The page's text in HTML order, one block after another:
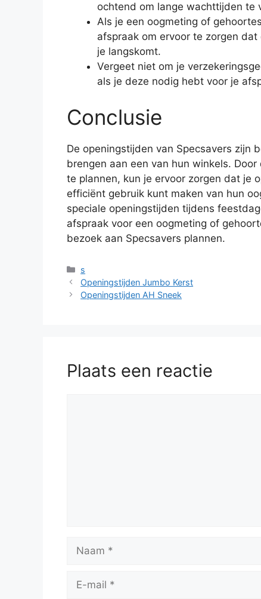
ochtend om lange wachttijden te
Als je een oogmeting of
afspraak om ervoor te zorgen
je langskomt.
Vergeet niet om je
als je deze nodig hebt voor je
Conclusie
De openingstijden van Specsavers zijn
brengen aan een van hun winkels.
te plannen, kun je ervoor zorgen dat je
efficiënt gebruik kunt maken van hun
speciale openingstijden tijdens
afspraak voor een oogmeting of
bezoek aan Specsavers plannen.
Categorieën
s
Openingstijden Jumbo Kerst
Openingstijden AH Sneek
Plaats een reactie
mail